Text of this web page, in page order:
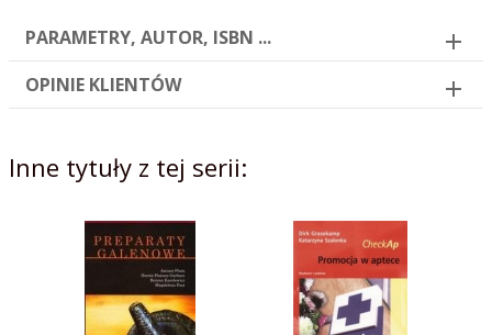
PARAMETRY, AUTOR, ISBN ...
OPINIE KLIENTÓW
Inne tytuły z tej serii: